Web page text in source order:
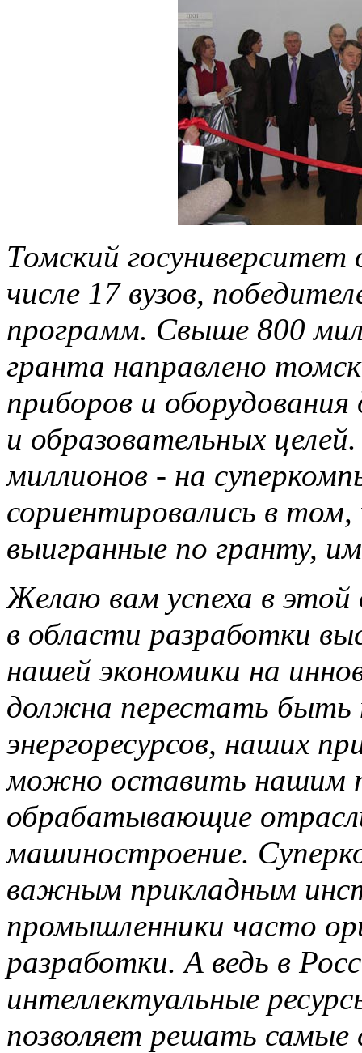
Томский госуниверситет
числе 17 вузов,
программ. Свыше 800
гранта направлено
приборов и оборудования
и образовательных
миллионов - на
сориентировались в
выигранные по гранту,
Желаю вам успеха в
в области разработки
нашей экономики на
должна перестать быть
энергоресурсов, наших
можно оставить нашим
обрабатывающие
машиностроение.
важным прикладным
промышленники часто
разработки. А ведь в
интеллектуальные
позволяет решать